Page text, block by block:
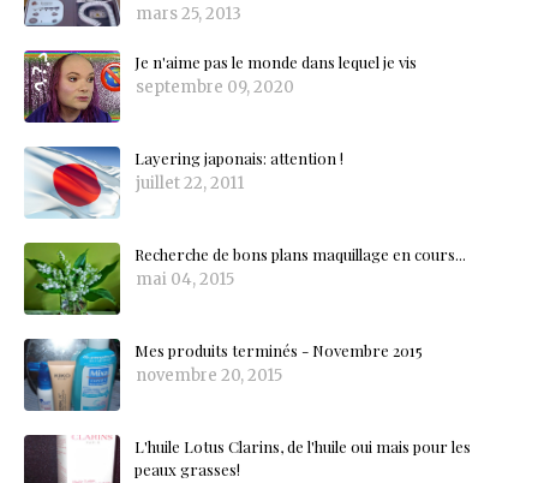
mars 25, 2013
Je n'aime pas le monde dans lequel je vis
septembre 09, 2020
Layering japonais: attention !
juillet 22, 2011
Recherche de bons plans maquillage en cours...
mai 04, 2015
Mes produits terminés - Novembre 2015
novembre 20, 2015
L'huile Lotus Clarins, de l'huile oui mais pour les
peaux grasses!